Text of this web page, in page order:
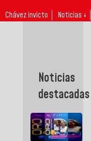
Chávez invicto Noticias ↓
Noticias
destacadas